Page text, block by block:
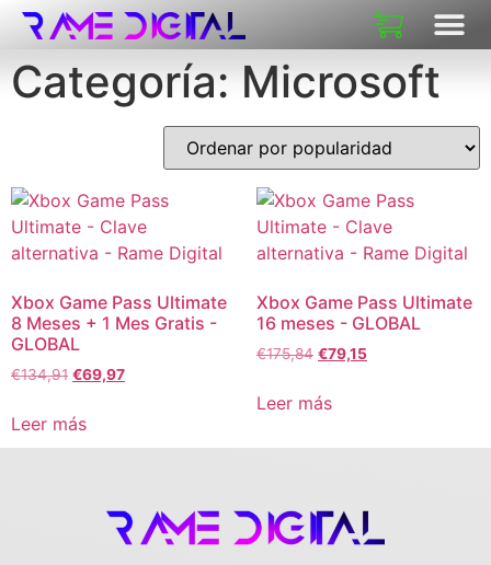
Categoría: Microsoft
Xbox Game Pass Ultimate
8 Meses + 1 Mes Gratis -
GLOBAL
€134,91 €69,97
Leer más
Xbox Game Pass Ultimate
16 meses - GLOBAL
€175,84 €79,15
Leer más